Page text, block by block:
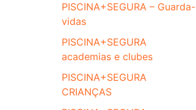
PISCINA+SEGURA – Guarda-
vidas
PISCINA+SEGURA
academias e clubes
PISCINA+SEGURA
CRIANÇAS